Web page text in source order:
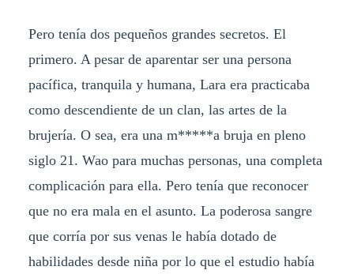
Pero tenía dos pequeños grandes secretos. El
primero. A pesar de aparentar ser una persona
pacífica, tranquila y humana, Lara era practicaba
como descendiente de un clan, las artes de la
brujería. O sea, era una m*****a bruja en pleno
siglo 21. Wao para muchas personas, una completa
complicación para ella. Pero tenía que reconocer
que no era mala en el asunto. La poderosa sangre
que corría por sus venas le había dotado de
habilidades desde niña por lo que el estudio había